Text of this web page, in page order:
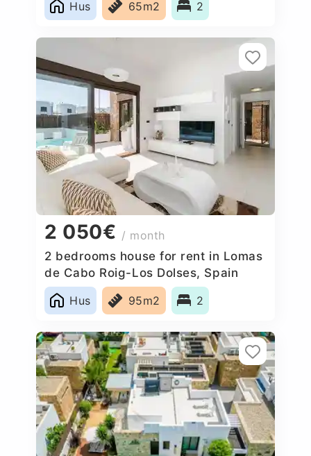
Hus 65m2 2
2 050€ / month
2 bedrooms house for rent in Lomas
de Cabo Roig-Los Dolses, Spain
Hus
95m2 2